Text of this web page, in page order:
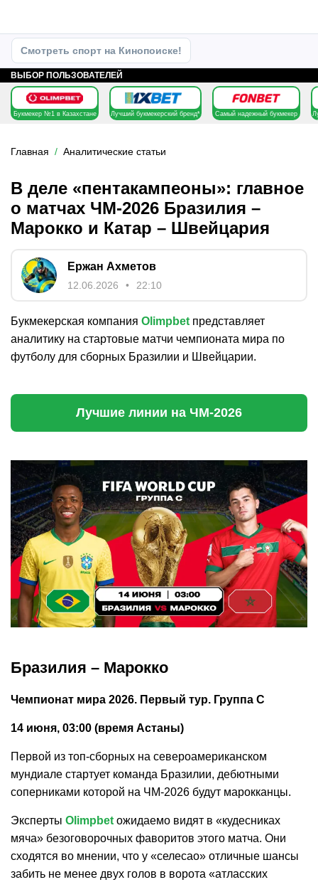
Смотреть спорт на Кинопоиске!
ВЫБОР ПОЛЬЗОВАТЕЛЕЙ
Букмекер №1 в Казахстане Лучший букмекерский бренд* Самый надежный букмекер
Главная Аналитические статьи
В деле «пентакампеоны»: главное
о матчах ЧМ-2026 Бразилия –
Марокко и Катар – Швейцария
Ержан Ахметов
12.06.2026 22:10
Букмекерская компания Olimpbet представляет
аналитику на стартовые матчи чемпионата мира по
футболу для сборных Бразилии и Швейцарии.
Лучшие линии на ЧМ-2026
Бразилия – Марокко
Чемпионат мира 2026. Первый тур. Группа С
14 июня, 03:00 (время Астаны)
Первой из топ-сборных на североамериканском
мундиале стартует команда Бразилии, дебютными
соперниками которой на ЧМ-2026 будут марокканцы.
Эксперты Olimpbet ожидаемо видят в «кудесниках
мяча» безоговорочных фаворитов этого матча. Они
сходятся во мнении, что у «селесао» отличные шансы
забить не менее двух голов в ворота «атласских